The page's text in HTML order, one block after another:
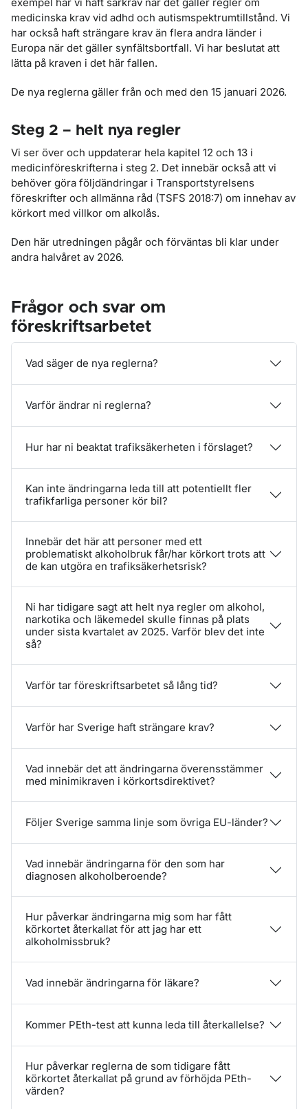
medicinska krav vid adhd och autismspektrumtillstånd. Vi
har också haft strängare krav än flera andra länder i
Europa när det gäller synfältsbortfall. Vi har beslutat att
lätta på kraven i det här fallen.
De nya reglerna gäller från och med den 15 januari 2026.
Steg 2 – helt nya regler
Vi ser över och uppdaterar hela kapitel 12 och 13 i
medicinföreskrifterna i steg 2. Det innebär också att vi
behöver göra följdändringar i Transportstyrelsens
föreskrifter och allmänna råd (TSFS 2018:7) om innehav av
körkort med villkor om alkolås.
Den här utredningen pågår och förväntas bli klar under
andra halvåret av 2026.
Frågor och svar om
föreskriftsarbetet
Vad säger de nya reglerna?
Varför ändrar ni reglerna?
Hur har ni beaktat trafiksäkerheten i förslaget?
Kan inte ändringarna leda till att potentiellt fler
trafikfarliga personer kör bil?
Innebär det här att personer med ett
problematiskt alkoholbruk får/har körkort trots att
de kan utgöra en trafiksäkerhetsrisk?
Ni har tidigare sagt att helt nya regler om alkohol,
narkotika och läkemedel skulle finnas på plats
under sista kvartalet av 2025. Varför blev det inte
så?
Varför tar föreskriftsarbetet så lång tid?
Varför har Sverige haft strängare krav?
Vad innebär det att ändringarna överensstämmer
med minimikraven i körkortsdirektivet?
Följer Sverige samma linje som övriga EU-länder?
Vad innebär ändringarna för den som har
diagnosen alkoholberoende?
Hur påverkar ändringarna mig som har fått
körkortet återkallat för att jag har ett
alkoholmissbruk?
Vad innebär ändringarna för läkare?
Kommer PEth-test att kunna leda till återkallelse?
Hur påverkar reglerna de som tidigare fått
körkortet återkallat på grund av förhöjda PEth-
värden?